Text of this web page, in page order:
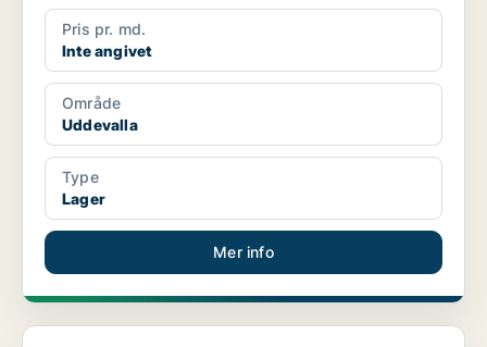
Pris pr. md.
Inte angivet
Område
Uddevalla
Type
Lager
Mer info
Lager i Örebro